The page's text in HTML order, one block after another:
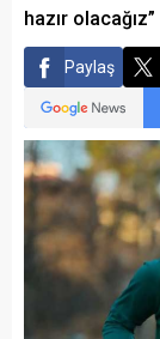
hazır
Paylaş